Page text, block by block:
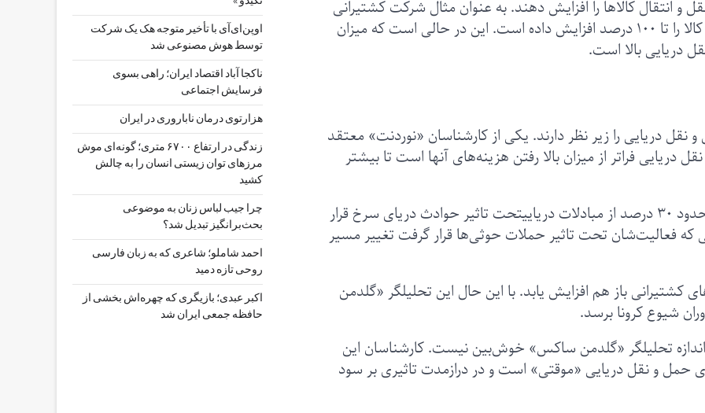
انتقال کالاها را افزایش دهند. به عنوان مثال شرکت کشتیرانی
«سی‌ام‌ای سی‌جی‌ام» (CMA CGM) هزینه‌ انتقال کالا را تا ۱۰۰ درصد افزایش داده است. این در حالی است که میزان
دریایی بالا است.
دریایی را زیر نظر دارند. یکی از کارشناسان «نوردنت» معتقد
فراتر از میزان بالا رفتن هزینه‌های آنها است تا بیشتر
پاتریک کروزه، تحلیلگر «گلدمن ساکس» می‌گوید حدود ۳۰ درصد از مبادلات دریاییتحت تاثیر حوادث دریای سرخ قرار
تا ۸۰ درصد کشتی‌هایی که فعالیت‌شان تحت تاثیر حملات حوثی‌ها قرار گرفت تغییر مسیر
باز هم افزایش یابد. با این حال این تحلیلگر «گلدمن
شیوع کرونا برسد.
تحلیلگر «گلدمن ساکس» خوش‌بین نیست. کارشناسان این
حمل و نقل دریایی «موقتی» است و در درازمدت تاثیری بر سود
اوپن‌ای‌آی با تأخیر متوجه هک یک شرکت
توسط هوش مصنوعی شد
ناکجا آباد اقتصاد ایران؛ راهی بسوی
فرسایش اجتماعی
هزارتوی درمان ناباروری در ایران
زندگی در ارتفاع ۶۷۰۰ متری؛ گونه‌ای موش
مرزهای توان زیستی انسان را به چالش
کشید
چرا جیب‌ لباس زنان به موضوعی
بحث‌برانگیز تبدیل شد؟
احمد شاملو؛ شاعری که به زبان فارسی
روحی تازه دمید
اکبر عبدی؛ بازیگری که چهره‌اش بخشی از
حافظه جمعی ایران شد